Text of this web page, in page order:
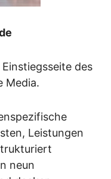
des
Media.
Leistungen
neun